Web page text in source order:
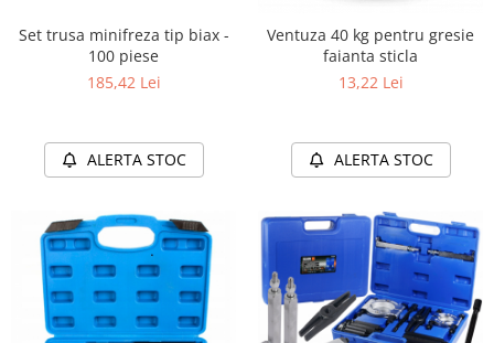
Set trusa minifreza tip biax -
100 piese
185,42 Lei
ALERTA STOC
Ventuza 40 kg pentru gresie
faianta sticla
13,22 Lei
ALERTA STOC